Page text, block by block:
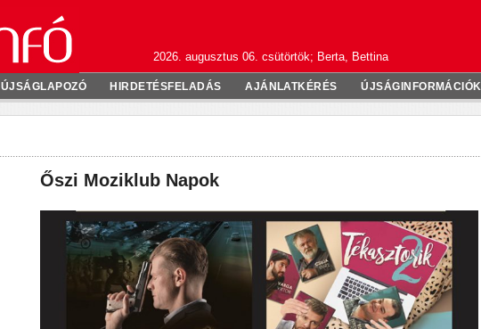
2026. augusztus 06. csütörtök; Berta, Bettina
ÚJSÁGLAPOZÓ HIRDETÉSFELADÁS AJÁNLATKÉRÉS ÚJSÁGINFORMÁCIÓK
Őszi Moziklub Napok